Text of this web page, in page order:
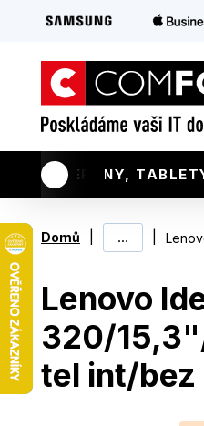
TELEFONY,
Domů ...
Lenovo
320/
tel int/bez